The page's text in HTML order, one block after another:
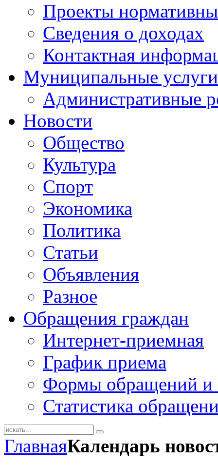
Проекты
Сведения о доходах
Контактная
Муниципальные услуги
Административные
Новости
Общество
Культура
Спорт
Экономика
Политика
Статьи
Объявления
Разное
Обращения граждан
Интернет-приемная
График приема
Формы обращений и
Статистика
ГлавнаяКалендарь